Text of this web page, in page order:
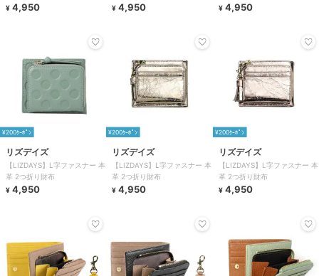
¥ 4,950
¥ 4,950
¥ 4,950
¥200ｸｰﾎﾟﾝ
リズデイズ
【LIZDAYS】L字ファスナー 本
革 2つ折り財布
¥ 4,950
¥200ｸｰﾎﾟﾝ
リズデイズ
【LIZDAYS】L字ファスナー 本
革 2つ折り財布
¥ 4,950
¥200ｸｰﾎﾟﾝ
リズデイズ
【LIZDAYS】L字ファスナー 本
革 2つ折り財布
¥ 4,950